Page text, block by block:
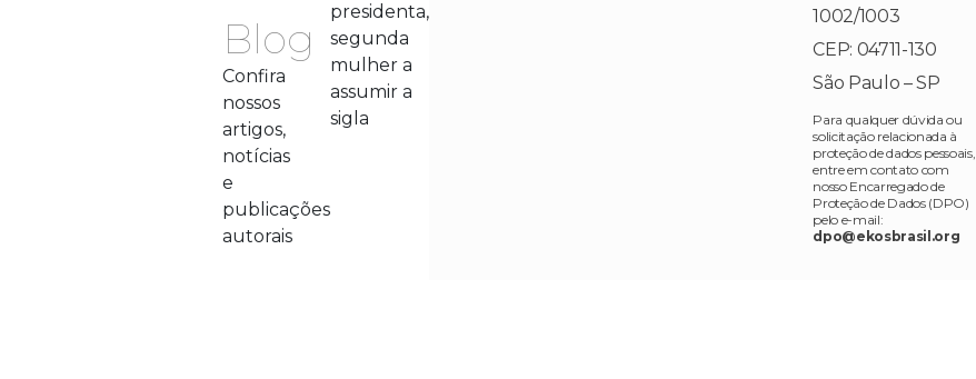
Blog
Confira
nossos
artigos,
notícias
e
publicações
autorais
presidenta,
segunda
mulher a
assumir a
sigla
1002/1003
CEP: 04711-130
São Paulo – SP
Para qualquer dúvida ou
solicitação relacionada à
proteção de dados pessoais,
entre em contato com
nosso Encarregado de
Proteção de Dados (DPO)
pelo e-mail:
dpo@ekosbrasil.org